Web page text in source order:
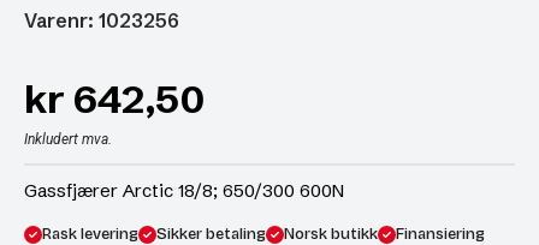
Varenr: 1023256
kr 642,50
Inkludert mva.
Gassfjærer Arctic 18/8; 650/300 600N
Rask levering Sikker betaling Norsk butikk Finansiering